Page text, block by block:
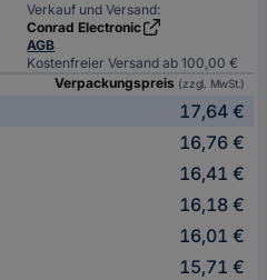
Verkauf und Versand:
Conrad Electronic
AGB
Kostenfreier Versand ab 100,00 €
Verpackungspreis (zzgl. MwSt.)
17,64 €
16,76 €
16,41 €
16,18 €
16,01 €
15,71 €